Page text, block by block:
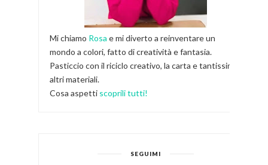
Mi chiamo Rosa e mi diverto a reinventare un
mondo a colori, fatto di creatività e fantasia.
Pasticcio con il riciclo creativo, la carta e tantissimi
altri materiali.
Cosa aspetti scoprili tutti!
SEGUIMI